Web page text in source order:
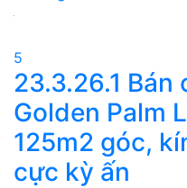
5
23.3.26.1 Bán
Golden Palm
125m2 góc,
cực kỳ ấn